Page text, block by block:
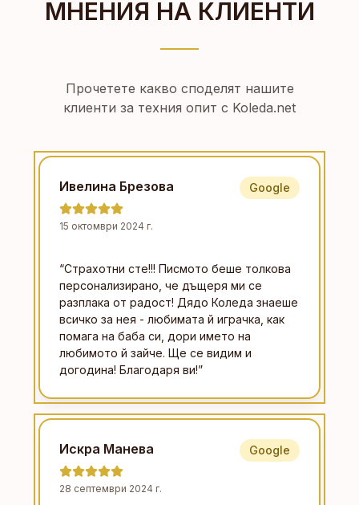
МНЕНИЯ НА КЛИЕНТИ
Прочетете какво споделят нашите
клиенти за техния опит с Koleda.net
Ивелина Брезова
15 октомври 2024 г.
Google
“Страхотни сте!!! Писмото беше толкова
персонализирано, че дъщеря ми се
разплака от радост! Дядо Коледа знаеше
всичко за нея - любимата й играчка, как
помага на баба си, дори името на
любимото й зайче. Ще се видим и
догодина! Благодаря ви!”
Искра Манева
28 септември 2024 г.
Google